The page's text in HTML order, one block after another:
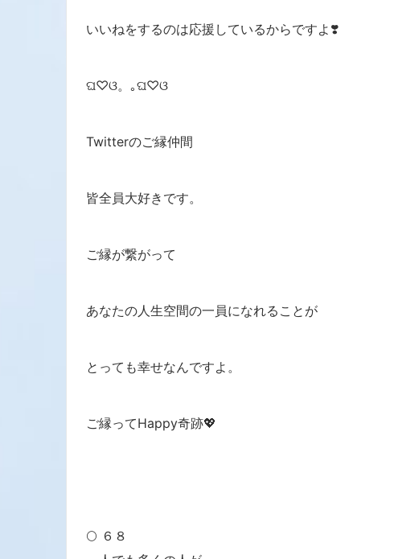
いいねをするのは応援しているからですよ❣️
ଘ♡ଓ。｡ଘ♡ଓ
Twitterのご縁仲間
皆全員大好きです。
ご縁が繋がって
あなたの人生空間の一員になれることが
とっても幸せなんですよ。
ご縁ってHappy奇跡💖
🌕 ６８